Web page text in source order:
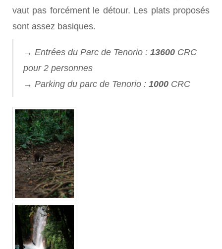
vaut pas forcément le détour. Les plats proposés
sont assez basiques.
→ Entrées du Parc de Tenorio : 13600 CRC
pour 2 personnes
→ Parking du parc de Tenorio : 1000 CRC